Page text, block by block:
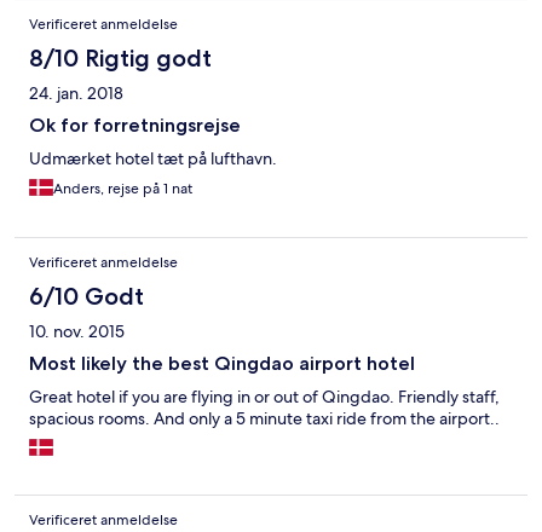
Verificeret anmeldelse
8/10 Rigtig godt
24. jan. 2018
Ok for forretningsrejse
Udmærket hotel tæt på lufthavn.
Anders, rejse på 1 nat
Verificeret anmeldelse
6/10 Godt
10. nov. 2015
Most likely the best Qingdao airport hotel
Great hotel if you are flying in or out of Qingdao. Friendly staff,
spacious rooms. And only a 5 minute taxi ride from the airport..
Verificeret anmeldelse